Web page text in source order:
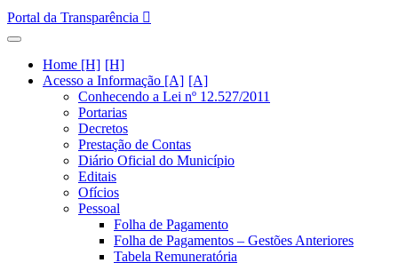
Portal da Transparência
Home [H]
Acesso a Informação [A]
Conhecendo a Lei nº 12.527/2011
Portarias
Decretos
Prestação de Contas
Diário Oficial do Município
Editais
Ofícios
Pessoal
Folha de Pagamento
Folha de Pagamentos – Gestões Anteriores
Tabela Remuneratória